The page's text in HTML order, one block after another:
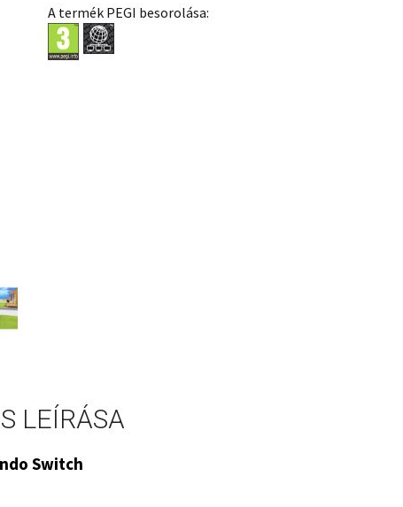
A termék PEGI besorolása:
LEÍRÁSA
Switch